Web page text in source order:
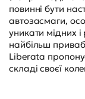
повинні бути
автозасмаги,
уникати мідних
найбільш
Liberata
складі своєї